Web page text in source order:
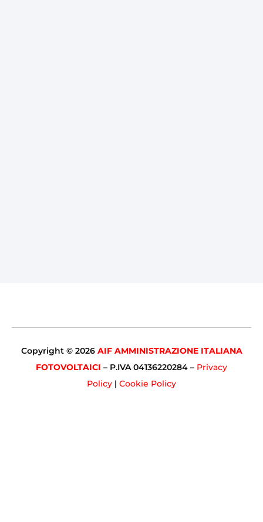
Copyright © 2026 AIF AMMINISTRAZIONE ITALIANA
FOTOVOLTAICI – P.IVA 04136220284 – Privacy
Policy | Cookie Policy